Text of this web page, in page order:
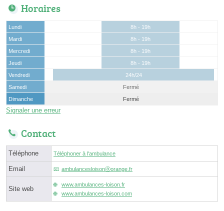
Horaires
Lundi
8h - 19h
Mardi
8h - 19h
Mercredi
8h - 19h
Jeudi
8h - 19h
Vendredi
24h/24
Samedi
Fermé
Dimanche
Fermé
Signaler une erreur
Contact
Téléphone Téléphoner à l'ambulance
Email ambulancesloisonⓐorange.fr
Site web
www.ambulances-loison.fr
www.ambulances-loison.com